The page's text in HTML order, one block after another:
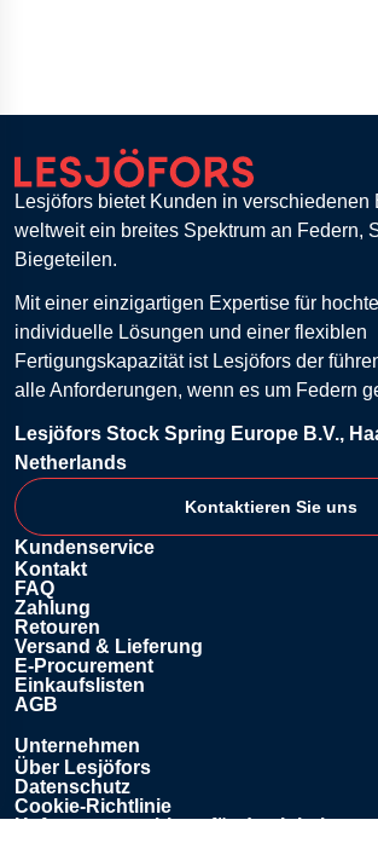
Lesjöfors bietet Kunden in verschiedenen
weltweit ein breites Spektrum an Federn,
Biegeteilen.
Mit einer einzigartigen Expertise für
individuelle Lösungen und einer flexiblen
Fertigungskapazität ist Lesjöfors der
alle Anforderungen, wenn es um Federn
Lesjöfors Stock Spring Europe B.V.,
Netherlands
Kundenservice
Kontakt
FAQ
Zahlung
Retouren
Versand & Lieferung
E-Procurement
Einkaufslisten
AGB
Unternehmen
Über Lesjöfors
Datenschutz
Cookie-Richtlinie
Haftungsausschluss für den Inhalt
Kontaktieren Sie uns